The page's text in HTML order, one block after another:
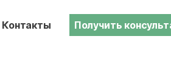
Контакты Получить